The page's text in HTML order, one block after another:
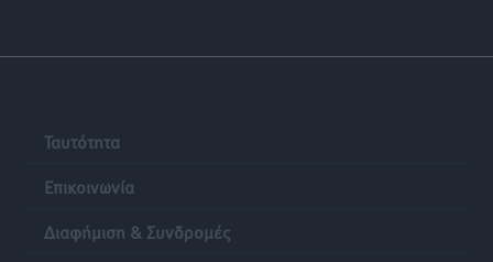
Ταυτότητα
Επικοινωνία
Διαφήμιση & Συνδρομές